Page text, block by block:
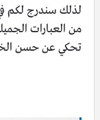
لذلك سندرج لكم
من العبارات
تحكي عن حسن